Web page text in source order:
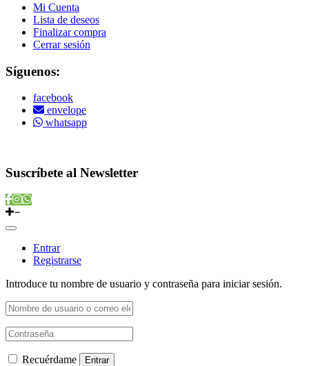
Mi Cuenta
Lista de deseos
Finalizar compra
Cerrar sesión
Síguenos:
facebook
envelope
whatsapp
Suscríbete al Newsletter
Entrar
Registrarse
Introduce tu nombre de usuario y contraseña para iniciar sesión.
Recuérdame Entrar